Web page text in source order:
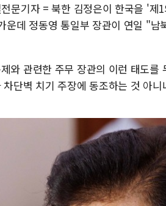
문기자 = 북한 김정은이 한국을 '제
운데 정동영 통일부 장관이 연일 "
와 관련한 주무 장관의 이런 태도를
단벽 치기 주장에 동조하는 것 아